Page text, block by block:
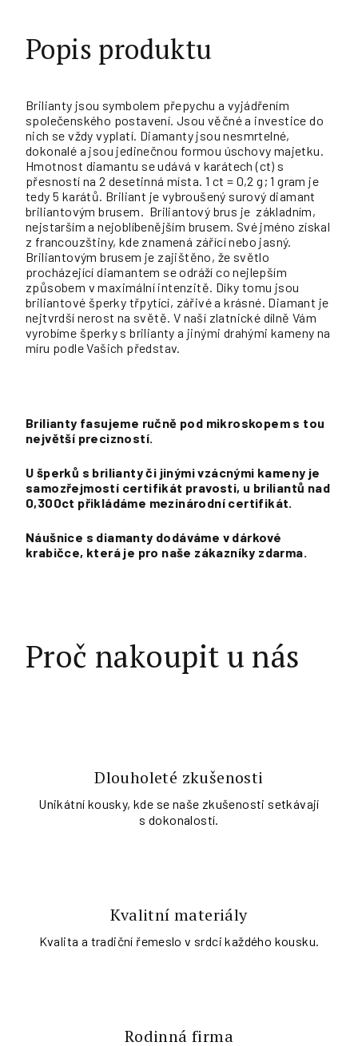
Popis produktu
Brilianty jsou symbolem přepychu a vyjádřením
společenského postavení. Jsou věčné a investice do
nich se vždy vyplatí. Diamanty jsou nesmrtelné,
dokonalé a jsou jedinečnou formou úschovy majetku.
Hmotnost diamantu se udává v karátech (ct) s
přesností na 2 desetinná místa. 1 ct = 0,2 g; 1 gram je
tedy 5 karátů. Briliant je vybroušený surový diamant
briliantovým brusem. Briliantový brus je základním,
nejstarším a nejoblíbenějším brusem. Své jméno získal
z francouzštiny, kde znamená zářícínebo jasný.
Briliantovým brusem je zajištěno, že světlo
procházející diamantem se odráží co nejlepším
způsobem v maximální intenzitě. Díky tomu jsou
briliantové šperky třpytící, zářivé a krásné. Diamant je
nejtvrdší nerost na světě. V naší zlatnické dílně Vám
vyrobíme šperky s brilianty a jinými drahými kameny na
míru podle Vašich představ.
Brilianty fasujeme ručně pod mikroskopem s tou
největší precizností.
U šperků s brilianty či jinými vzácnými kameny je
samozřejmostí certifikát pravosti, u briliantů nad
0,300ct přikládáme mezinárodní certifikát.
Náušnice s diamanty dodáváme v dárkové
krabičce, která je pro naše zákazníky zdarma.
Proč nakoupit u nás
Dlouholeté zkušenosti
Unikátní kousky, kde se naše zkušenosti setkávají
s dokonalostí.
Kvalitní materiály
Kvalita a tradiční řemeslo v srdci každého kousku.
Rodinná firma